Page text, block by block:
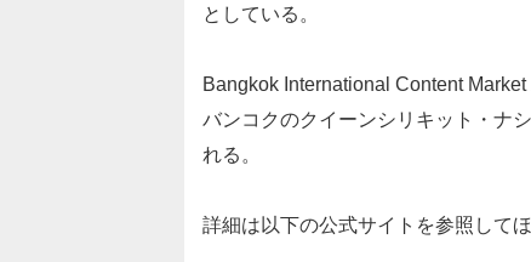
としている。
Bangkok International Content
バンコクのクイーンシリキット・ナ
れる。
詳細は以下の公式サイトを参照して